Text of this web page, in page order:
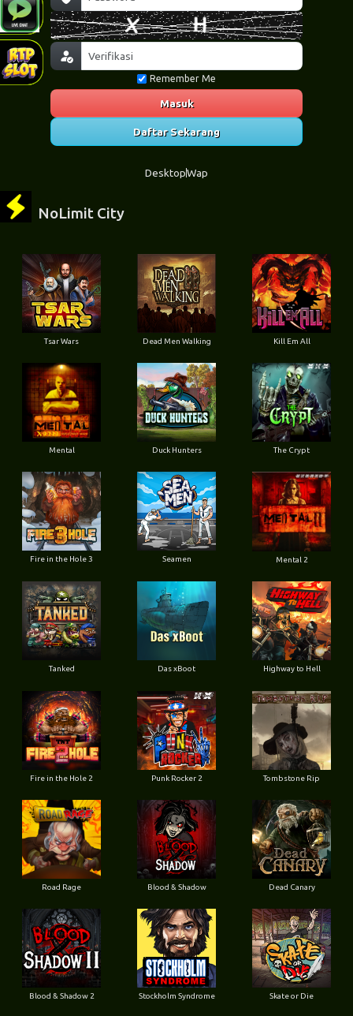
Remember Me
Masuk
Daftar Sekarang
DesktopWap
NoLimit City
Tsar Wars Dead Men Walking Kill Em All
Mental Duck Hunters The Crypt
Fire in the Hole 3 Seamen Mental 2
Tanked Das xBoot Highway to Hell
Fire in the Hole 2 Punk Rocker 2 Tombstone Rip
Road Rage Blood & Shadow Dead Canary
Blood & Shadow 2 Stockholm Syndrome Skate or Die